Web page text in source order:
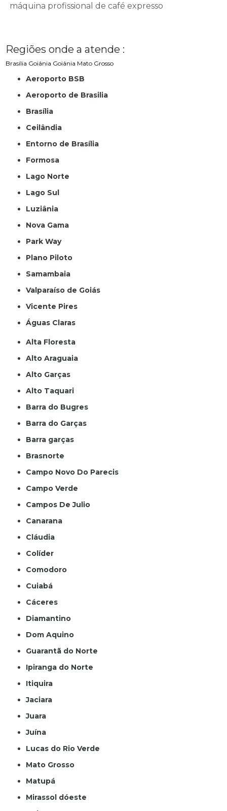
máquina profissional de café expresso
Regiões onde a atende :
Brasília Goiânia Goiânia Mato Grosso
Aeroporto BSB
Aeroporto de Brasilia
Brasília
Ceilândia
Entorno de Brasília
Formosa
Lago Norte
Lago Sul
Luziânia
Nova Gama
Park Way
Plano Piloto
Samambaia
Valparaíso de Goiás
Vicente Pires
Águas Claras
Alta Floresta
Alto Araguaia
Alto Garças
Alto Taquari
Barra do Bugres
Barra do Garças
Barra garças
Brasnorte
Campo Novo Do Parecis
Campo Verde
Campos De Julio
Canarana
Cláudia
Colíder
Comodoro
Cuiabá
Cáceres
Diamantino
Dom Aquino
Guarantã do Norte
Ipiranga do Norte
Itiquira
Jaciara
Juara
Juína
Lucas do Rio Verde
Mato Grosso
Matupá
Mirassol dóeste